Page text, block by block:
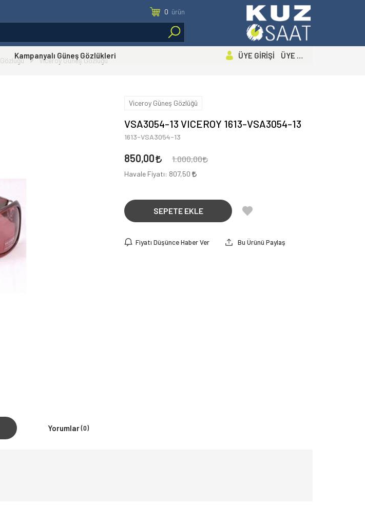
0 ürün
Kampanyalı Güneş Gözlükleri ÜYE GİRİŞİ ÜYE OL
Viceroy Güneş Gözlüğü
Viceroy Güneş Gözlüğü
VSA3054-13 VICEROY 1613-VSA3054-13
1613-VSA3054-13
850,00 1.000,00
Havale Fiyatı: 807,50
SEPETE EKLE
Fiyatı Düşünce Haber Ver Bu Ürünü Paylaş
Yorumlar(0)